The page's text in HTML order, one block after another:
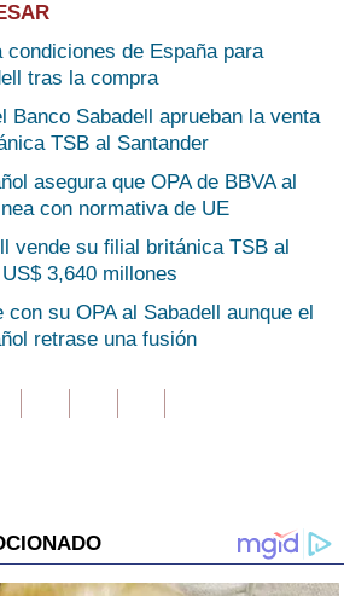
condiciones de España para
tras la compra
Banco Sabadell aprueban la venta
TSB al Santander
asegura que OPA de BBVA al
con normativa de UE
vende su filial británica TSB al
3,640 millones
con su OPA al Sabadell aunque el
retrase una fusión